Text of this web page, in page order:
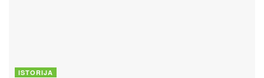
ISTORIJA